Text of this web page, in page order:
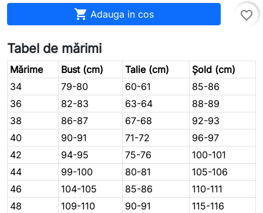
 Adauga in cos favorite_border
Tabel de mărimi
Mărime Bust (cm) Talie (cm)
Șold (cm)
34
79-80 60-61
85-86
36
82-83 63-64
88-89
38
86-87 67-68
92-93
40
90-91 71-72
96-97
42
94-95 75-76
100-101
44
99-100 80-81
105-106
46
104-105 85-86
110-111
48
109-110 90-91 115-116